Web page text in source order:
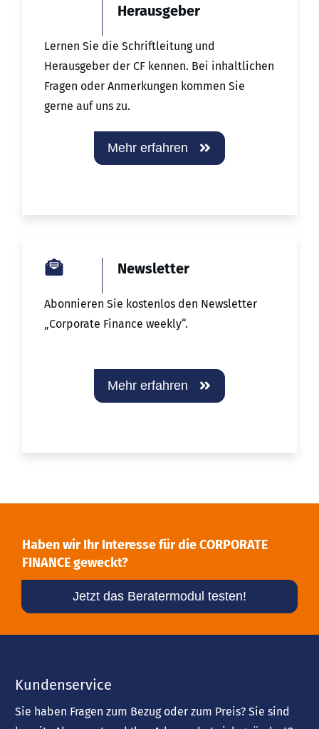
Herausgeber
Lernen Sie die Schriftleitung und
Herausgeber der CF kennen. Bei inhaltlichen
Fragen oder Anmerkungen kommen Sie
gerne auf uns zu.
Mehr erfahren
Newsletter
Abonnieren Sie kostenlos den Newsletter
„Corporate Finance weekly“.
Mehr erfahren
Haben wir Ihr Interesse für die CORPORATE
FINANCE geweckt?
Jetzt das Beratermodul testen!
Kundenservice
Sie haben Fragen zum Bezug oder zum Preis? Sie sind